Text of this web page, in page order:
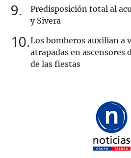
9
Predisposición total al
y Sivera
10 Los bomberos auxilian a
atrapadas en ascensores
de las fiestas